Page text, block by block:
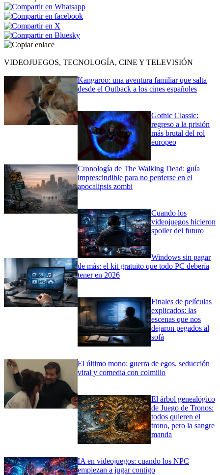
VIDEOJUEGOS, TECNOLOGÍA, CINE Y TELEVISIÓN
Kangaroo: una aventura familiar que salta
desde el Outback a los cines españoles
Gothic Classic:
regreso a la prisión
más brutal del rol
europeo
Cronología de The Walking Dead: guía
imprescindible para no perderse en el
apocalipsis zombi
Cuando los
videojuegos hicieron
spoiler del futuro
Windows sin pagar
de más: el kit gratuito que todo PC debería
tener en 2026
Finales de películas
explicados: las
escenas que nos
dejaron pegados al
sofá
El último mono: guerra de egos, seducción
viral y comedia con colmillo
El árbol genealógico
de Juego de Tronos:
todos quieren el
trono, pero la sangre
manda
IA en videojuegos: cuando los NPC
empiezan a jugar contigo